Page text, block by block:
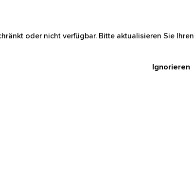
oder nicht verfügbar. Bitte aktualisieren Sie Ihren
Ignorieren